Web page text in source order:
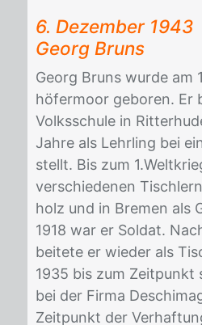
6. De­zem­ber 1943
Ge­org Bruns
Ge­org Bruns wur­de am
hö­fer­moor ge­bo­ren. Er
Volks­schu­le in
Jah­re als Lehr­ling bei
stellt. Bis zum
ver­schie­de­nen
holz und in Bre­men als
1918 war er Sol­dat.
bei­te­te er wie­der als
1935 bis zum Zeit­punkt
bei der Fir­ma
Zeit­punkt der